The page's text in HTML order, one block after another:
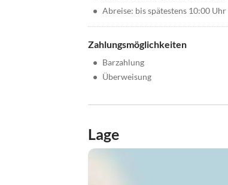
• Abreise: bis spätestens 10:00 Uhr
Zahlungsmöglichkeiten
• Barzahlung
• Überweisung
Lage